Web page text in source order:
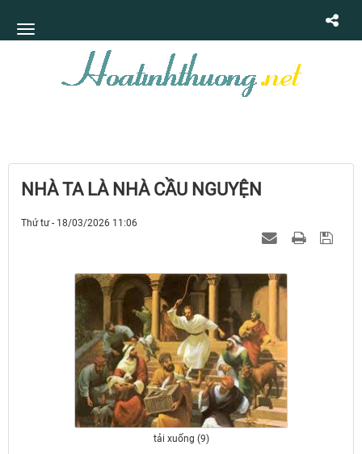
NHÀ TA LÀ NHÀ CẦU NGUYỆN
Thứ tư - 18/03/2026 11:06
tải xuống (9)